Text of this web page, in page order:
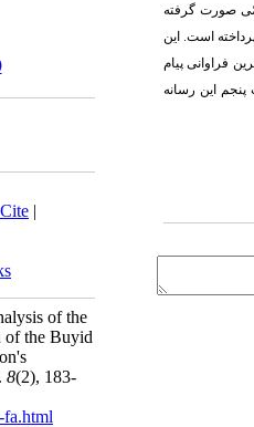
|
of the
of the Buyid
. 8(2), 183-
صورت گرفته
است. این
فراوانی پیام
پنجم این رسانه